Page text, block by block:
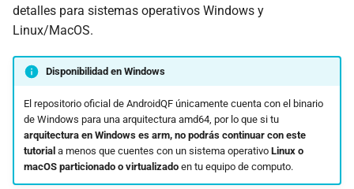
detalles para sistemas operativos Windows y
Linux/MacOS.
Disponibilidad en Windows
El repositorio oficial de AndroidQF únicamente cuenta con el binario
de Windows para una arquitectura amd64, por lo que si tu
arquitectura en Windows es arm, no podrás continuar con este
tutoriala menos que cuentes con un sistema operativo Linux o
macOS particionado o virtualizadoen tu equipo de computo.